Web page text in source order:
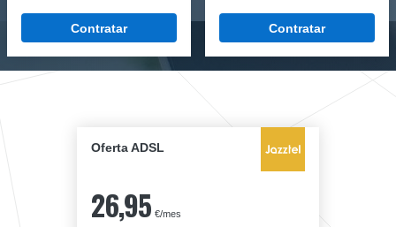
Contratar Contratar
Oferta ADSL
26,95 €/mes